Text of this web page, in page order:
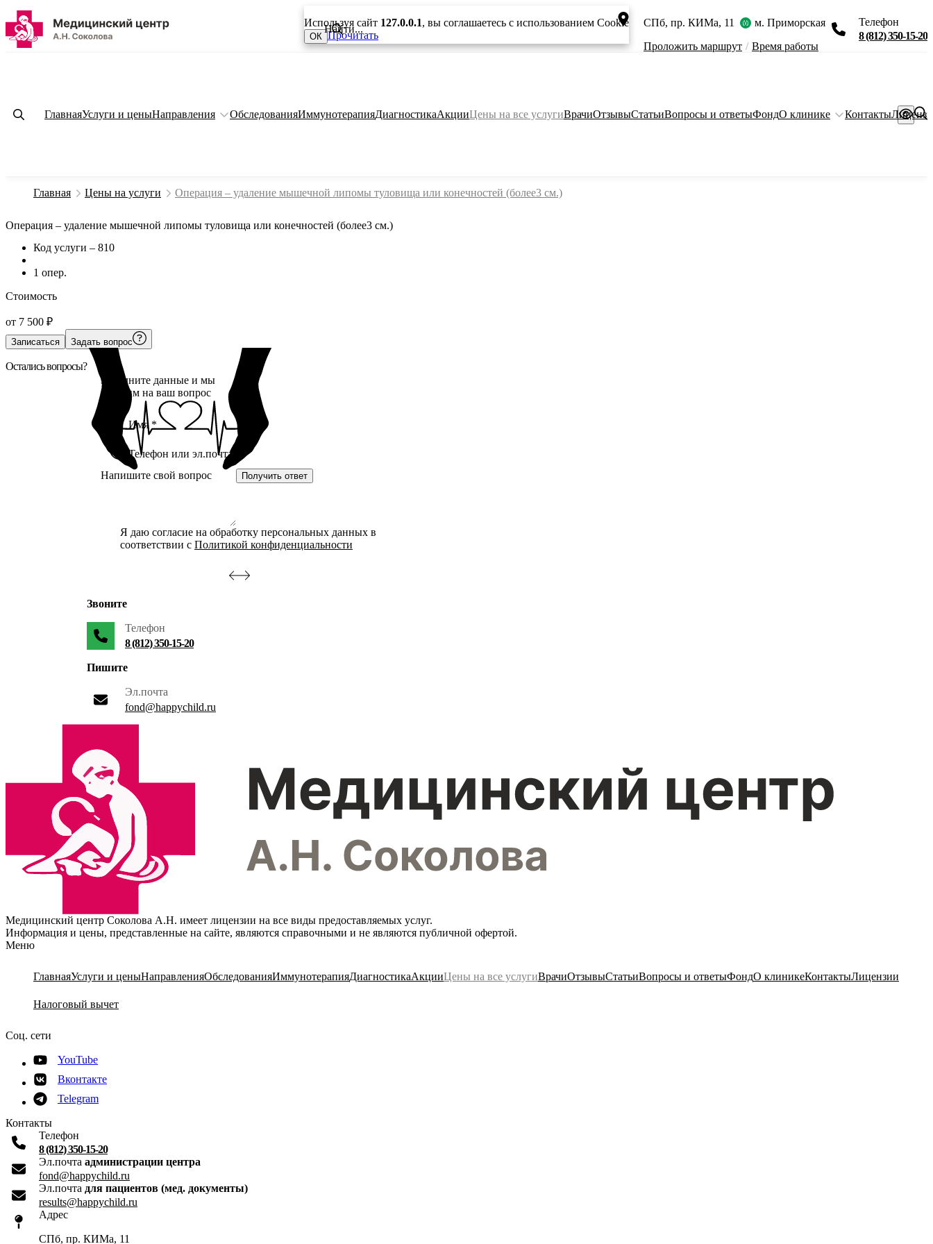
Используя сайт 127.0.0.1, вы соглашаетесь с использованием Cookie
ОК Прочитать
СПб, пр. КИМа, 11
м. Приморская
Проложить маршрут / Время работы
Телефон
8 (812) 350-15-20
ГлавнаяУслуги и ценыНаправления ОбследованияИммунотерапияДиагностикаАкцииЦены на все услугиВрачиОтзывыСтатьиВопросы и ответыФондО клинике Контакты
Главная Цены на услуги Операция – удаление мышечной липомы туловища или конечностей (более3 см.)
Операция – удаление мышечной липомы туловища или конечностей (более3 см.)
Код услуги – 810
1 опер.
Стоимость
от 7 500 ₽
Записаться Задать вопрос
Остались вопросы?
Заполните данные и мы
ответим на ваш вопрос
Получить ответ
Я даю согласие на обработку персональных данных в
соответствии с Политикой конфиденциальности
Звоните
Телефон
8 (812) 350-15-20
Пишите
Эл.почта
fond@happychild.ru
Медицинский центр Соколова А.Н. имеет лицензии на все виды предоставляемых услуг.
Информация и цены, представленные на сайте, являются справочными и не являются публичной офертой.
Меню
ГлавнаяУслуги и ценыНаправленияОбследованияИммунотерапияДиагностикаАкцииЦены на все услугиВрачиОтзывыСтатьиВопросы и ответыФондО клиникеКонтактыЛицензии
Налоговый вычет
Соц. сети
YouTube
Вконтакте
Telegram
Контакты
Телефон
8 (812) 350-15-20
Эл.почта администрации центра
fond@happychild.ru
Эл.почта для пациентов (мед. документы)
results@happychild.ru
Адрес
СПб, пр. КИМа, 11